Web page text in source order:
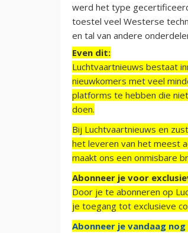
werd het type
toestel veel Westerse
en tal van andere
Even dit:
Luchtvaartnieuws bestaat
nieuwkomers met veel
platforms te hebben die
doen.
Bij Luchtvaartnieuws en
het leveren van het meest
maakt ons een onmisbare
Abonneer je voor
Door je te abonneren op
je toegang tot exclusieve
Abonneer je vandaag